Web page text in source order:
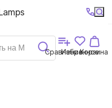
+7 (495)740-
38-68
График
работы
Сравнение
Избранное
Корзина